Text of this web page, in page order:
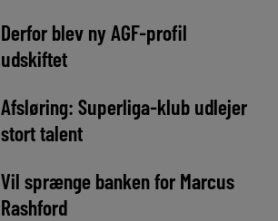
Derfor blev ny AGF-profil
udskiftet
Afsløring: Superliga-klub udlejer
stort talent
Vil sprænge banken for Marcus
Rashford